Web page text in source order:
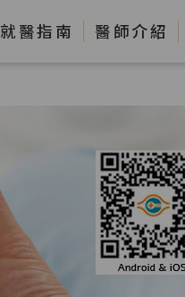
就醫指南 醫師介紹